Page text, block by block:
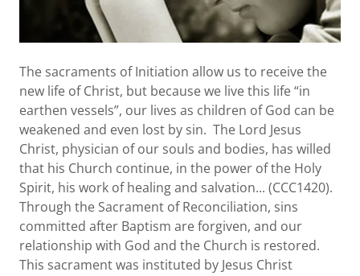
The sacraments of Initiation allow us to receive the
new life of Christ, but because we live this life “in
earthen vessels”, our lives as children of God can be
weakened and even lost by sin. The Lord Jesus
Christ, physician of our souls and bodies, has willed
that his Church continue, in the power of the Holy
Spirit, his work of healing and salvation... (CCC1420).
Through the Sacrament of Reconciliation, sins
committed after Baptism are forgiven, and our
relationship with God and the Church is restored.
This sacrament was instituted by Jesus Christ